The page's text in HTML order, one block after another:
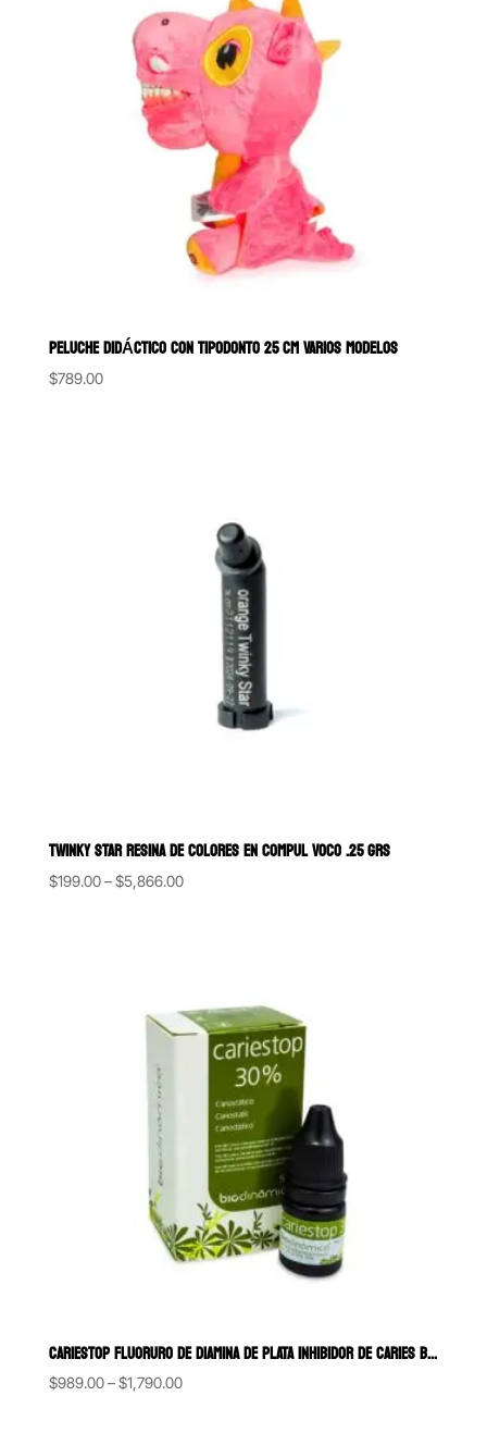
PELUCHE DIDÁCTICO CON TIPODONTO 25 CM VARIOS MODELOS
$789.00
TWINKY STAR RESINA DE COLORES EN COMPUL VOCO .25 GRS
$199.00–$5,866.00Price
CARIESTOP FLUORURO DE DIAMINA DE PLATA INHIBIDOR DE CARIES
$989.00–$1,790.00Price